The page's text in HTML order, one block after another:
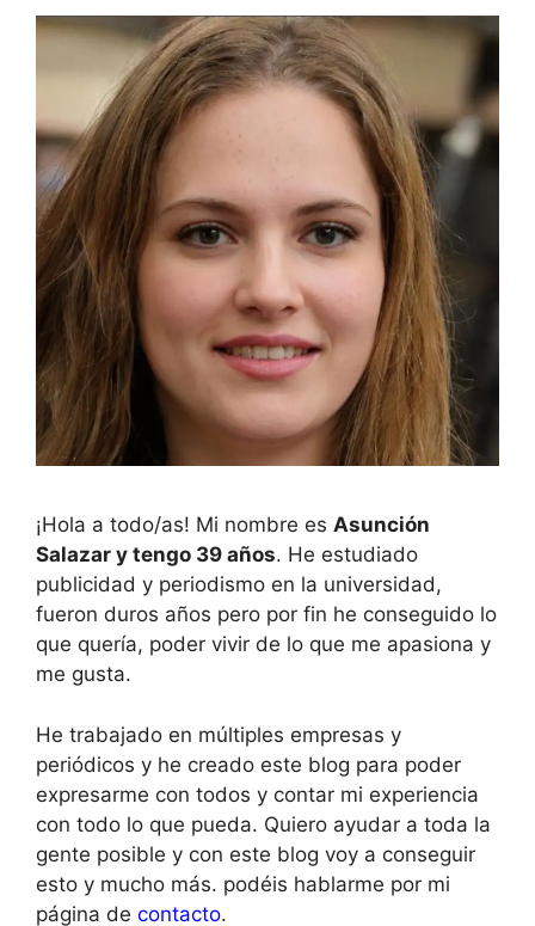
¡Hola a todo/as! Mi nombre es Asunción
Salazar y tengo 39 años. He estudiado
publicidad y periodismo en la universidad,
fueron duros años pero por fin he conseguido lo
que quería, poder vivir de lo que me apasiona y
me gusta.
He trabajado en múltiples empresas y
periódicos y he creado este blog para poder
expresarme con todos y contar mi experiencia
con todo lo que pueda. Quiero ayudar a toda la
gente posible y con este blog voy a conseguir
esto y mucho más. podéis hablarme por mi
página de contacto.